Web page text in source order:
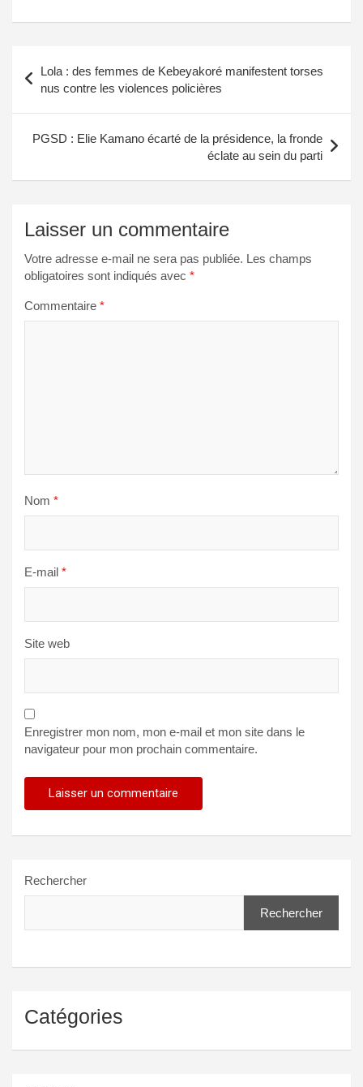
de
l’article
Lola : des femmes de Kebeyakoré manifestent torses
nus contre les violences policières
PGSD : Elie Kamano écarté de la présidence, la fronde
éclate au sein du parti
Laisser un commentaire
Votre adresse e-mail ne sera pas publiée. Les champs
obligatoires sont indiqués avec *
Commentaire *
Nom *
E-mail *
Site web
Enregistrer mon nom, mon e-mail et mon site dans le
navigateur pour mon prochain commentaire.
Rechercher
Rechercher
Catégories